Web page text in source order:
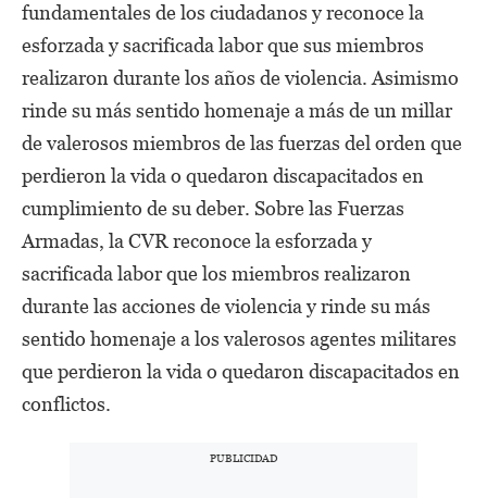
fundamentales de los ciudadanos y reconoce la
esforzada y sacrificada labor que sus miembros
realizaron durante los años de violencia. Asimismo
rinde su más sentido homenaje a más de un millar
de valerosos miembros de las fuerzas del orden que
perdieron la vida o quedaron discapacitados en
cumplimiento de su deber. Sobre las Fuerzas
Armadas, la CVR reconoce la esforzada y
sacrificada labor que los miembros realizaron
durante las acciones de violencia y rinde su más
sentido homenaje a los valerosos agentes militares
que perdieron la vida o quedaron discapacitados en
conflictos.